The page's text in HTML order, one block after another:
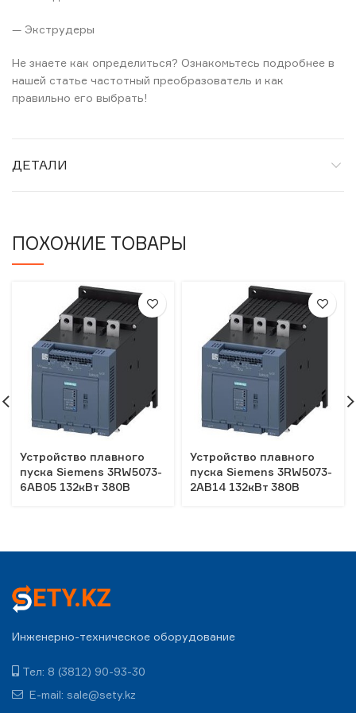
— Экструдеры
Не знаете как определиться? Ознакомьтесь подробнее в
нашей статье частотный преобразователь и как
правильно его выбрать!
ДЕТАЛИ
ПОХОЖИЕ ТОВАРЫ
Устройство плавного
пуска Siemens 3RW5073-
6AB05 132кВт 380В
Устройство плавного
пуска Siemens 3RW5073-
2AB14 132кВт 380В
Инженерно-техническое оборудование
Тел: 8 (3812) 90-93-30
E-mail: sale@sety.kz